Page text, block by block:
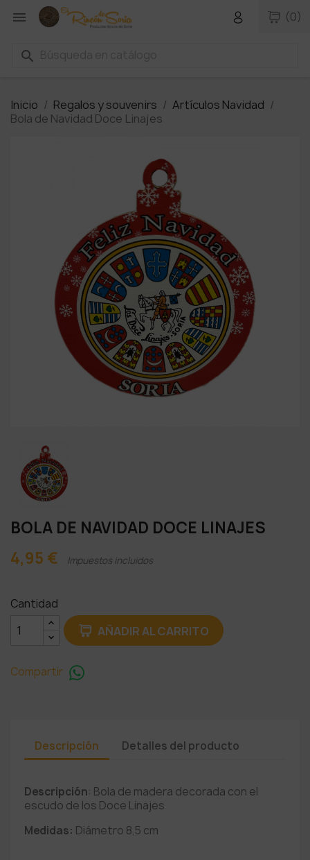
 (0)
search
Inicio Regalos y souvenirs
Artículos Navidad
Bola de Navidad Doce Linajes
BOLA DE NAVIDAD DOCE LINAJES
4,95 €
Impuestos incluidos
Cantidad
AÑADIR AL CARRITO
Compartir
Descripción Detalles del producto
Descripción: Bola de madera decorada con el
escudo de los Doce Linajes
Medidas: Diámetro 8,5 cm